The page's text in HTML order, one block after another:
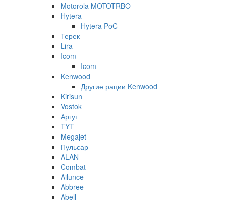
Motorola MOTOTRBO
Hytera
Hytera PoC
Терек
Lira
Icom
Icom
Kenwood
Другие рации Kenwood
Kirisun
Vostok
Аргут
TYT
Megajet
Пульсар
ALAN
Combat
Ailunce
Abbree
Abell